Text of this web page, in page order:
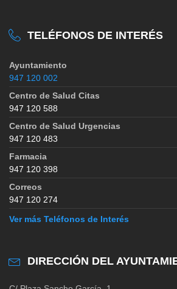
TELÉFONOS DE INTERÉS
Ayuntamiento
947 120 002
Centro de Salud Citas
947 120 588
Centro de Salud Urgencias
947 120 483
Farmacia
947 120 398
Correos
947 120 274
Ver más Teléfonos de Interés
DIRECCIÓN DEL